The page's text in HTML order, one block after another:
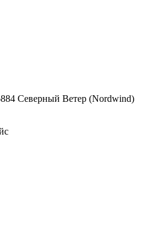
Северный Ветер (Nordwind)